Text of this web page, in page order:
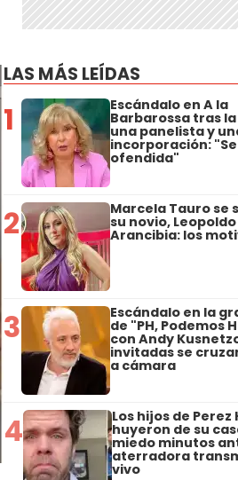
LAS MÁS LEÍDAS
1 Escándalo en A la
Barbarossa tras
una panelista y
incorporación:
ofendida"
2 Marcela Tauro se
su novio, Leopoldo
Arancibia: los
3 Escándalo en la
de "PH, Podemos
con Andy
invitadas se
a cámara
4 Los hijos de Perez
huyeron de su
miedo minutos
aterradora
vivo